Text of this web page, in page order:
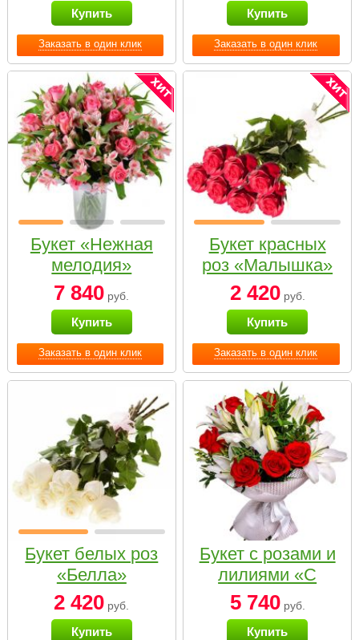
Заказать в один клик
Купить
Заказать в один клик
Купить
Заказать в один клик
Букет «Нежная
мелодия»
7 840 руб.
Купить
Заказать в один клик
Букет красных
роз «Малышка»
2 420руб.
Купить
Букет белых роз
«Белла»
2 420 руб.
Купить
Букет с розами и
лилиями «С
наилучшими
пожеланиями»
5 740руб.
Купить